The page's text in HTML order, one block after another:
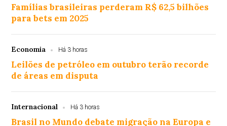
Famílias brasileiras perderam R$ 62,5 bilhões
para bets em 2025
Economia Há 3 horas
Leilões de petróleo em outubro terão recorde
de áreas em disputa
Internacional Há 3 horas
Brasil no Mundo debate migração na Europa e